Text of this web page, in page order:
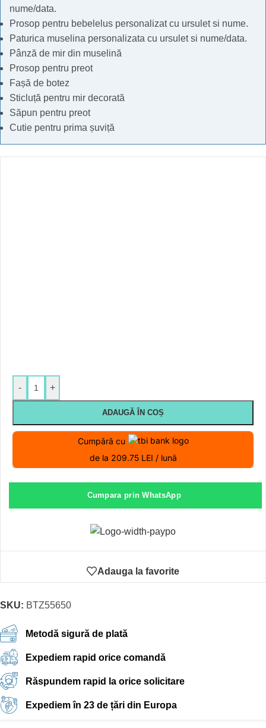
nume/data.
Prosop pentru bebelelus personalizat cu ursulet si nume.
Paturica muselina personalizata cu ursulet si nume/data.
Pânză de mir din muselină
Prosop pentru preot
Fașă de botez
Sticluță pentru mir decorată
Săpun pentru preot
Cutie pentru prima șuviță
- +
ADAUGĂ ÎN COȘ
Cumpără cu
de la 209.75 LEI / lună
Cumpara prin WhatsApp
Adauga la favorite
SKU: BTZ55650
Metodă sigură de plată
Expediem rapid orice comandă
Răspundem rapid la orice solicitare
Expediem în 23 de țări din Europa